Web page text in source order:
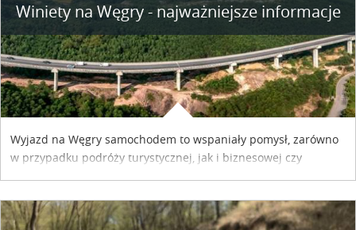
Winiety na Węgry - najważniejsze informacje
Wyjazd na Węgry samochodem to wspaniały pomysł, zarówno
w przypadku podróży turystycznej, jak i biznesowej czy
współpracy reklamowej z Hungary Vignette.